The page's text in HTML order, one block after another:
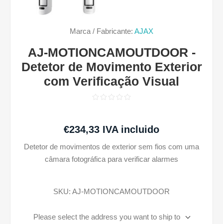
Marca / Fabricante: AJAX
AJ-MOTIONCAMOUTDOOR -
Detetor de Movimento Exterior
com Verificação Visual
€234,33 IVA incluido
Detetor de movimentos de exterior sem fios com uma
câmara fotográfica para verificar alarmes
SKU: AJ-MOTIONCAMOUTDOOR
Please select the address you want to ship to